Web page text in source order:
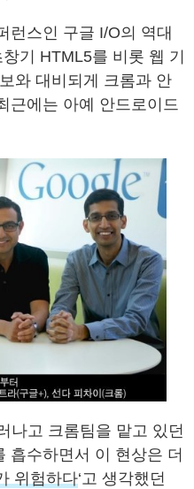
런스인 구글 I/O의 역대
기 HTML5를 비롯 웹 기
와 대비되게 크롬과 안
근에는 아예 안드로이드
나고 크롬팀을 맡고 있던
흡수하면서 이 현상은 더
위험하다‘고 생각했던